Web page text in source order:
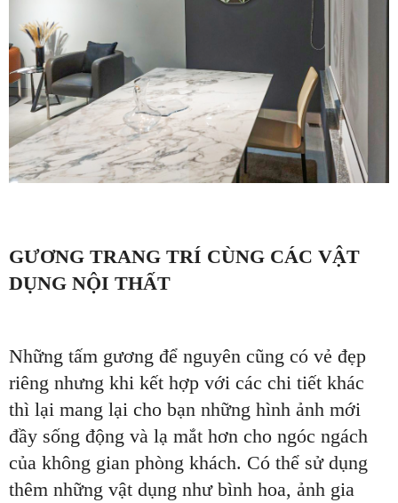
GƯƠNG TRANG TRÍ CÙNG CÁC VẬT
DỤNG NỘI THẤT
Những tấm gương để nguyên cũng có vẻ đẹp
riêng nhưng khi kết hợp với các chi tiết khác
thì lại mang lại cho bạn những hình ảnh mới
đầy sống động và lạ mắt hơn cho ngóc ngách
của không gian phòng khách. Có thể sử dụng
thêm những vật dụng như bình hoa, ảnh gia